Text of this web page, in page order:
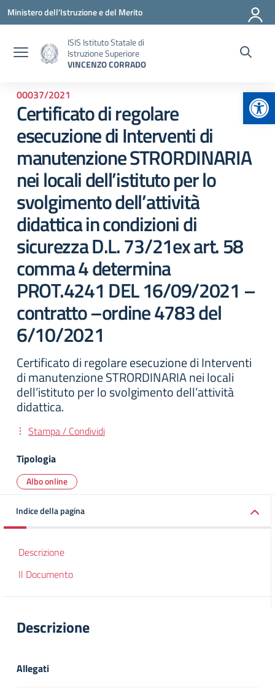
Vai ai contenuti
Vai al menu di navigazione
Vai al footer
Ministero dell'Istruzione e del Merito
ISIS Istituto Statale di
Istruzione Superiore
VINCENZO CORRADO
00037/2021
Certificato di regolare
esecuzione di Interventi di
manutenzione STRORDINARIA
nei locali dell’istituto per lo
svolgimento dell’attività
didattica in condizioni di
sicurezza D.L. 73/21ex art. 58
comma 4 determina
PROT.4241 DEL 16/09/2021 –
contratto –ordine 4783 del
6/10/2021
Certificato di regolare esecuzione di Interventi
di manutenzione STRORDINARIA nei locali
dell’istituto per lo svolgimento dell’attività
didattica.
Stampa / Condividi
Tipologia
Albo online
Indice della pagina
Descrizione
Il Documento
Descrizione
Allegati